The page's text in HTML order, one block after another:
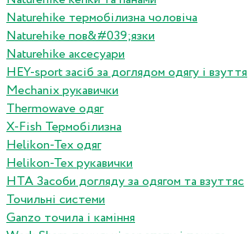
Naturehike термобілизна чоловіча
Naturehike пов&#039;язки
Naturehike аксесуари
HEY-sport засіб за доглядом одягу і взуття
Mechanix рукавички
Thermowave одяг
X-Fish Термобілизна
Helikon-Tex одяг
Helikon-Tex рукавички
HTA Засоби догляду за одягом та взуттяс
Точильні системи
Ganzo точила і каміння